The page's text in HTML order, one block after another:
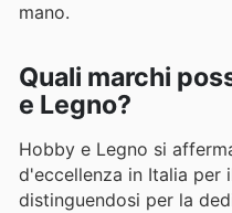
mano.
Quali marchi
e Legno?
Hobby e Legno si
d'eccellenza in Italia per
distinguendosi per la